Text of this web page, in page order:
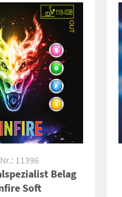
11396
Belag
Soft